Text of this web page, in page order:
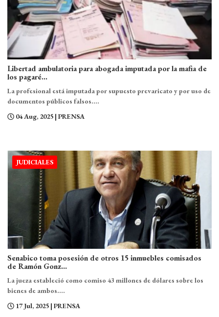
Libertad ambulatoria para abogada imputada por la mafia de
los pagaré...
La profesional está imputada por supuesto prevaricato y por uso de
documentos públicos falsos....
04 Aug, 2025 | PRENSA
JUDICIALES
Senabico toma posesión de otros 15 inmuebles comisados
de Ramón Gonz...
La jueza estableció como comiso 43 millones de dólares sobre los
bienes de ambos....
17 Jul, 2025 | PRENSA